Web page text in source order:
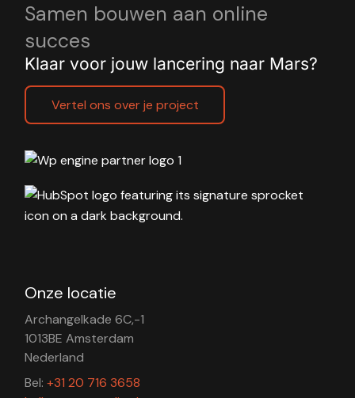
Samen bouwen aan online
succes
Klaar voor jouw lancering naar Mars?
Vertel ons over je project
Onze locatie
Archangelkade 6C,-1
1013BE Amsterdam
Nederland
Bel:+31 20 716 3658